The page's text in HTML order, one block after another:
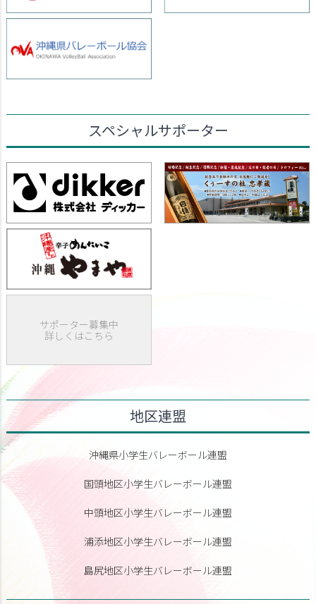
スペシャルサポーター
サポーター募集中
詳しくはこちら
地区連盟
沖縄県小学生バレーボール連盟
国頭地区小学生バレーボール連盟
中頭地区小学生バレーボール連盟
浦添地区小学生バレーボール連盟
島尻地区小学生バレーボール連盟